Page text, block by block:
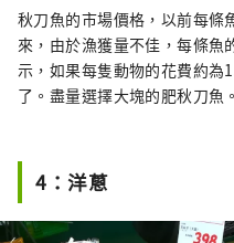
秋刀魚的市場價格，以前每條
來，由於漁獲量不佳，每條
示，如果每隻動物的花費約為
了。盡量選擇大塊的肥秋刀魚。
4：洋蔥